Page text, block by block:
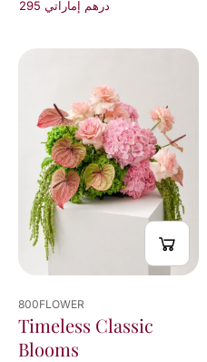
295 درهم إماراتي
800FLOWER
Timeless Classic
Blooms